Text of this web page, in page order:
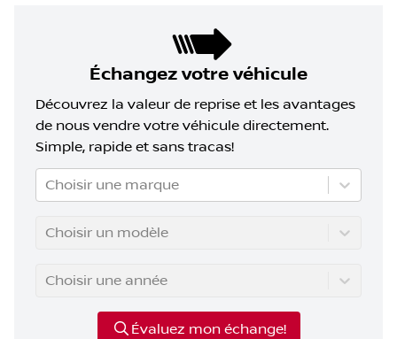
Échangez votre véhicule
Découvrez la valeur de reprise et les avantages
de nous vendre votre véhicule directement.
Simple, rapide et sans tracas!
Choisir une marque
Choisir un modèle
Choisir une année
Évaluez mon échange!